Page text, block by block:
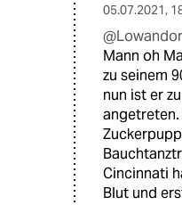
05.07.2021,
Mann oh
zu seinem
nun ist er
angetreten.
Cincinnati
Blut und